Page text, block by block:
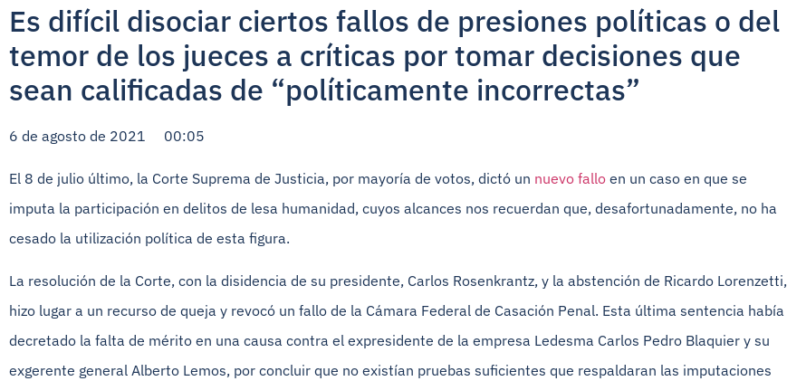
Es difícil disociar ciertos fallos de presiones políticas o del
temor de los jueces a críticas por tomar decisiones que
sean calificadas de “políticamente incorrectas”
6 de agosto de 2021 00:05
El 8 de julio último, la Corte Suprema de Justicia, por mayoría de votos, dictó un nuevo fallo en un caso en que se
imputa la participación en delitos de lesa humanidad, cuyos alcances nos recuerdan que, desafortunadamente, no ha
cesado la utilización política de esta figura.
La resolución de la Corte, con la disidencia de su presidente, Carlos Rosenkrantz, y la abstención de Ricardo Lorenzetti,
hizo lugar a un recurso de queja y revocó un fallo de la Cámara Federal de Casación Penal. Esta última sentencia había
decretado la falta de mérito en una causa contra el expresidente de la empresa Ledesma Carlos Pedro Blaquier y su
exgerente general Alberto Lemos, por concluir que no existían pruebas suficientes que respaldaran las imputaciones